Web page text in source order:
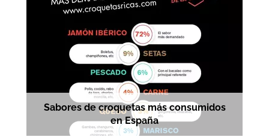
Sabores de croquetas más consumidos
en España